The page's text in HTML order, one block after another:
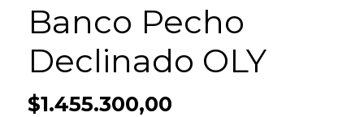
Banco Pecho
Declinado OLY
$1.455.300,00